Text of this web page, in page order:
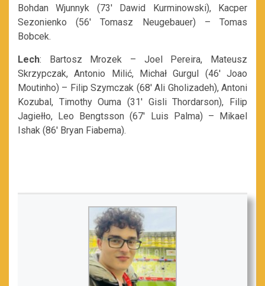
Bohdan Wjunnyk (73′ Dawid Kurminowski), Kacper
Sezonienko (56′ Tomasz Neugebauer) – Tomas
Bobcek.
Lech: Bartosz Mrozek – Joel Pereira, Mateusz
Skrzypczak, Antonio Milić, Michał Gurgul (46′ Joao
Moutinho) – Filip Szymczak (68′ Ali Gholizadeh), Antoni
Kozubal, Timothy Ouma (31′ Gisli Thordarson), Filip
Jagiełło, Leo Bengtsson (67′ Luis Palma) – Mikael
Ishak (86′ Bryan Fiabema).